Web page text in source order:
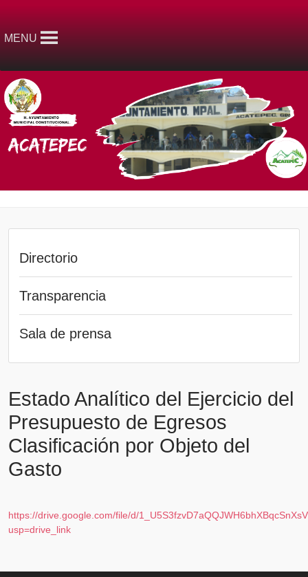
MENU
Directorio
Transparencia
Sala de prensa
Estado Analítico del Ejercicio del
Presupuesto de Egresos
Clasificación por Objeto del
Gasto
https://drive.google.com/file/d/
usp=drive_link